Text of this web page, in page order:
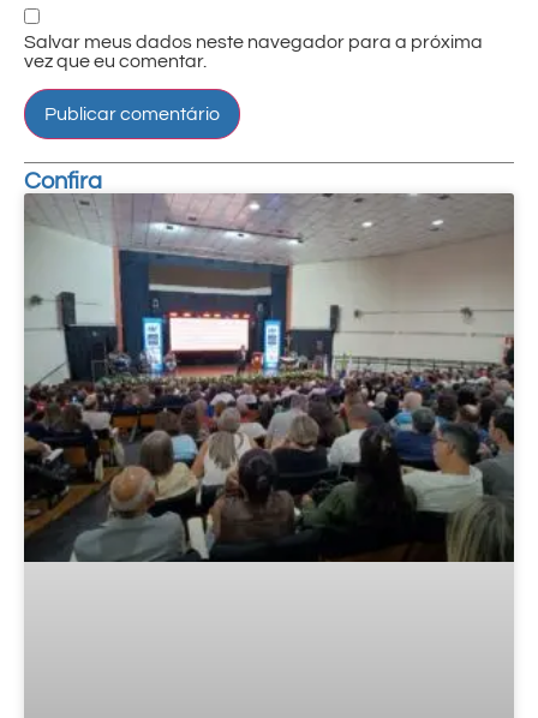
Salvar meus dados neste navegador para a próxima
vez que eu comentar.
Confira